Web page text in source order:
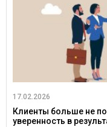
17.02.2026
Клиенты больше не
уверенность в